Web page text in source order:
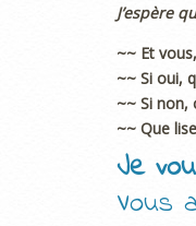
J’espère
~~ Et
~~ Si oui,
~~ Si non,
~~ Que
Je
Vous